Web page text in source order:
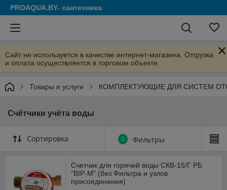
PROAQUA.BY- сантехника
Сайт не используется в качестве интернет-магазина. Отгрузка
и оплата осуществляется в торговом объекте.
Товары и услуги КОМПЛЕКТУЮЩИЕ ДЛЯ СИСТЕМ
Счётчики учёта воды
Сортировка 0 Фильтры
Счетчик для горячей воды СКВ-15/Г РБ
"ВIР-М" (без Фильтра и узлов
присоединения)